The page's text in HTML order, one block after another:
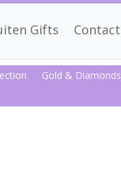
Gifts Contact
Gold & Diamonds